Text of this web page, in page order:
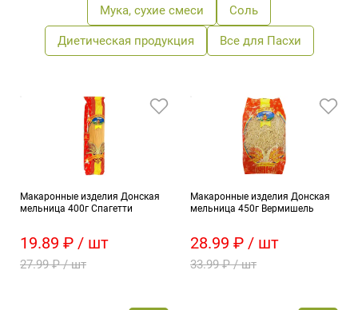
Мука, сухие смеси Соль
Диетическая продукция Все для Пасхи
Макаронные изделия Донская
мельница 400г Спагетти
19.89 ₽ / шт
27.99 ₽ / шт
Макаронные изделия Донская
мельница 450г Вермишель
28.99 ₽ / шт
33.99 ₽ / шт